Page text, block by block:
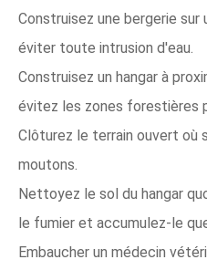
Construisez une bergerie sur
éviter toute intrusion d'eau.
Construisez un hangar à
évitez les zones forestières
Clôturez le terrain ouvert où
moutons.
Nettoyez le sol du hangar
le fumier et accumulez-le
Embaucher un médecin